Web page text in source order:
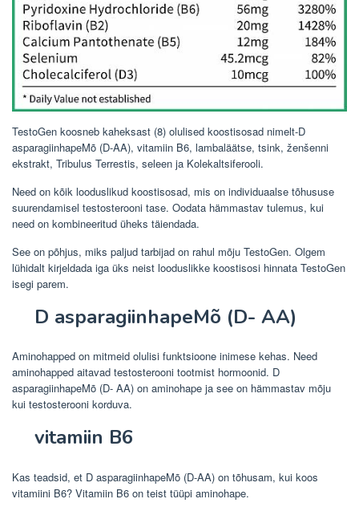
TestoGen koosneb kaheksast (8) olulised koostisosad nimelt-D
asparagiinhapeMõ (D-AA), vitamiin B6, lambaläätse, tsink, ženšenni
ekstrakt, Tribulus Terrestis, seleen ja Kolekaltsiferooli.
Need on kõik looduslikud koostisosad, mis on individuaalse tõhususe
suurendamisel testosterooni tase. Oodata hämmastav tulemus, kui
need on kombineeritud üheks täiendada.
See on põhjus, miks paljud tarbijad on rahul mõju TestoGen. Olgem
lühidalt kirjeldada iga üks neist looduslikke koostisosi hinnata TestoGen
isegi parem.
D asparagiinhapeMõ (D- AA)
Aminohapped on mitmeid olulisi funktsioone inimese kehas. Need
aminohapped aitavad testosterooni tootmist hormoonid. D
asparagiinhapeMõ (D- AA) on aminohape ja see on hämmastav mõju
kui testosterooni korduva.
vitamiin B6
Kas teadsid, et D asparagiinhapeMõ (D-AA) on tõhusam, kui koos
vitamiini B6? Vitamiin B6 on teist tüüpi aminohape.